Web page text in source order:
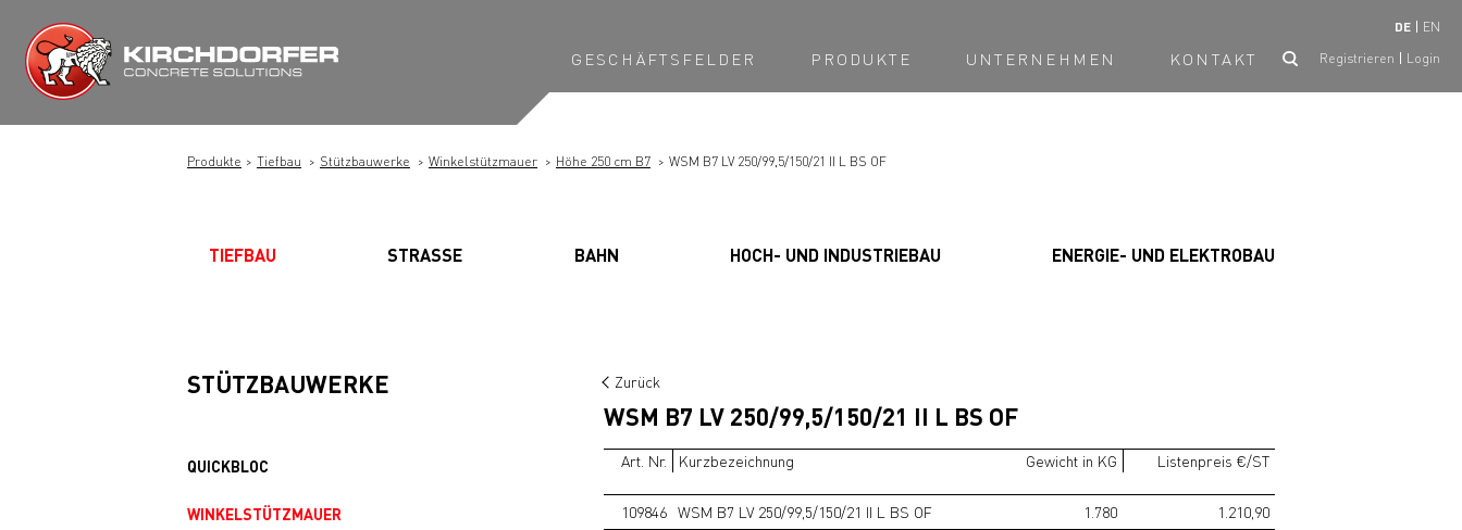
Inhalt
springen
DE EN
GESCHÄFTSFELDER PRODUKTE UNTERNEHMEN KONTAKT Registrieren Login
Produkte Tiefbau Stützbauwerke Winkelstützmauer Höhe 250 cm B7 WSM B7 LV 250/99,5/150/21 II L BS OF
TIEFBAU STRASSE BAHN HOCH- UND INDUSTRIEBAU ENERGIE- UND ELEKTROBAU
STÜTZBAUWERKE
QUICKBLOC
WINKELSTÜTZMAUER
Zurück
WSM B7 LV 250/99,5/150/21 II L BS OF
Art. Nr. Kurzbezeichnung Gewicht in KG Listenpreis €/ST
109846 WSM B7 LV 250/99,5/150/21 II L BS OF 1.780 1.210,90